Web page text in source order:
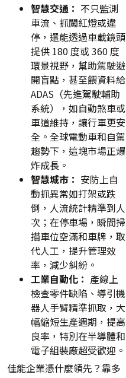
智慧交通： 不只監測
車流、抓闖紅燈或違
停，還能透過車載鏡頭
提供 180 度或 360 度
環景視野，幫助駕駛避
開盲點，甚至餵資料給
ADAS（先進駕駛輔助
系統），如自動煞車或
車道維持，讓行車更安
全。全球電動車和自駕
趨勢下，這塊市場正爆
炸成長。
智慧城市： 安防上自
動抓異常如打架或跌
倒，人流統計精準到人
次；在停車場，瞬間掃
描車位空滿和車牌，取
代人工，提升管理效
率，減少糾紛。
工業自動化： 產線上
檢查零件缺陷、導引機
器人手臂精準抓取，大
幅縮短生產週期，提高
良率，特別在半導體和
電子組裝廠超受歡迎。
佳能企業憑什麼領先？靠多